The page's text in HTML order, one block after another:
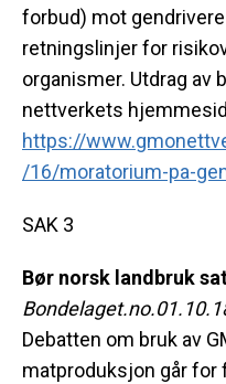
forbud) mot
retningslinjer for
organismer. Utdrag av
nettverkets
https://
/16/moratorium-pa-
SAK 3
Bør norsk landbruk
Debatten om bruk av
matproduksjon går for